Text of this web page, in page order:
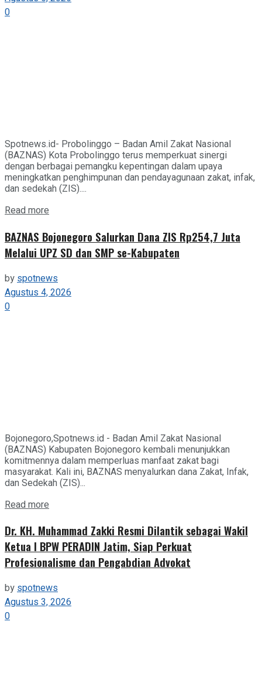
0
Spotnews.id- Probolinggo – Badan Amil Zakat Nasional
(BAZNAS) Kota Probolinggo terus memperkuat sinergi
dengan berbagai pemangku kepentingan dalam upaya
meningkatkan penghimpunan dan pendayagunaan zakat, infak,
dan sedekah (ZIS)....
Read more
BAZNAS Bojonegoro Salurkan Dana ZIS Rp254,7 Juta
Melalui UPZ SD dan SMP se-Kabupaten
by spotnews
Agustus 4, 2026
0
Bojonegoro,Spotnews.id - Badan Amil Zakat Nasional
(BAZNAS) Kabupaten Bojonegoro kembali menunjukkan
komitmennya dalam memperluas manfaat zakat bagi
masyarakat. Kali ini, BAZNAS menyalurkan dana Zakat, Infak,
dan Sedekah (ZIS)...
Read more
Dr. KH. Muhammad Zakki Resmi Dilantik sebagai Wakil
Ketua I BPW PERADIN Jatim, Siap Perkuat
Profesionalisme dan Pengabdian Advokat
byspotnews
Agustus 3, 2026
0